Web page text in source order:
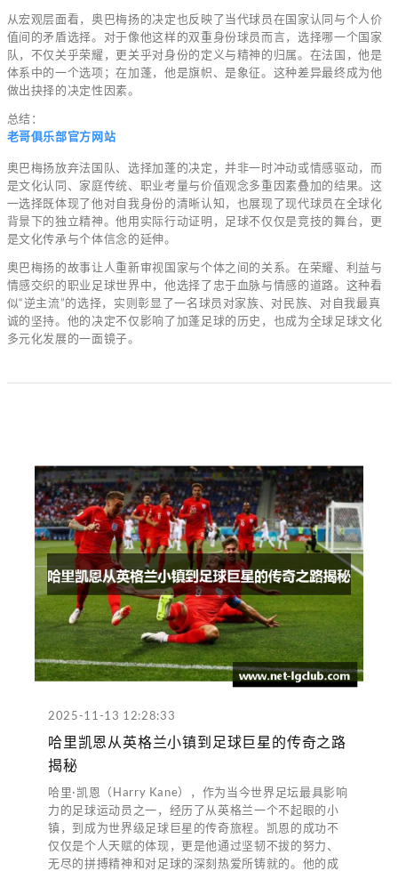
从宏观层面看，奥巴梅扬的决定也反映了当代球员在国家认同与个人价
值间的矛盾选择。对于像他这样的双重身份球员而言，选择哪一个国家
队，不仅关乎荣耀，更关乎对身份的定义与精神的归属。在法国，他是
体系中的一个选项；在加蓬，他是旗帜、是象征。这种差异最终成为他
做出抉择的决定性因素。
总结：
老哥俱乐部官方网站
奥巴梅扬放弃法国队、选择加蓬的决定，并非一时冲动或情感驱动，而
是文化认同、家庭传统、职业考量与价值观念多重因素叠加的结果。这
一选择既体现了他对自我身份的清晰认知，也展现了现代球员在全球化
背景下的独立精神。他用实际行动证明，足球不仅仅是竞技的舞台，更
是文化传承与个体信念的延伸。
奥巴梅扬的故事让人重新审视国家与个体之间的关系。在荣耀、利益与
情感交织的职业足球世界中，他选择了忠于血脉与情感的道路。这种看
似“逆主流”的选择，实则彰显了一名球员对家族、对民族、对自我最真
诚的坚持。他的决定不仅影响了加蓬足球的历史，也成为全球足球文化
多元化发展的一面镜子。
2025-11-13 12:28:33
哈里凯恩从英格兰小镇到足球巨星的传奇之路
揭秘
哈里·凯恩（Harry Kane），作为当今世界足坛最具影响
力的足球运动员之一，经历了从英格兰一个不起眼的小
镇，到成为世界级足球巨星的传奇旅程。凯恩的成功不
仅仅是个人天赋的体现，更是他通过坚韧不拔的努力、
无尽的拼搏精神和对足球的深刻热爱所铸就的。他的成